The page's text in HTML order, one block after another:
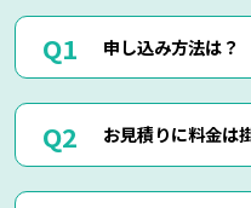
申し込み方法は？
くださいませ。
お電話・メール・LINEに
ご相談の際にご依頼作業
お見積りに料金は